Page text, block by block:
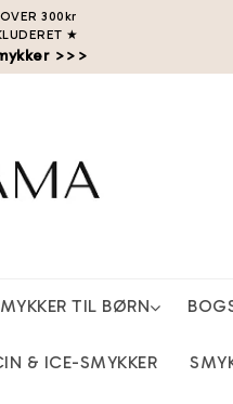
300kr
★
>>>
TIL BØRN
& ICE-SMYKKER